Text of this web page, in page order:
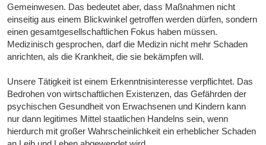
Gemeinwesen. Das bedeutet aber, dass Maßnahmen nicht
einseitig aus einem Blickwinkel getroffen werden dürfen, sondern
einen gesamtgesellschaftlichen Fokus haben müssen.
Medizinisch gesprochen, darf die Medizin nicht mehr Schaden
anrichten, als die Krankheit, die sie bekämpfen will.
Unsere Tätigkeit ist einem Erkenntnisinteresse verpflichtet. Das
Bedrohen von wirtschaftlichen Existenzen, das Gefährden der
psychischen Gesundheit von Erwachsenen und Kindern kann
nur dann legitimes Mittel staatlichen Handelns sein, wenn
hierdurch mit großer Wahrscheinlichkeit ein erheblicher Schaden